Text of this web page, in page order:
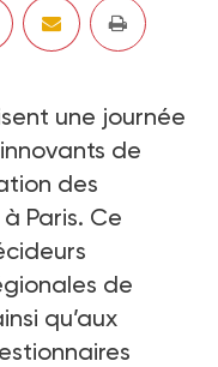
une journée
de
des
Paris. Ce
de
qu’aux